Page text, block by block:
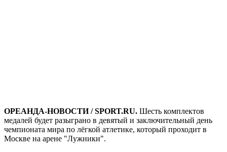
ОРЕАНДА-НОВОСТИ / SPORT.RU. Шесть комплектов
медалей будет разыграно в девятый и заключительный день
чемпионата мира по лёгкой атлетике, который проходит в
Москве на арене "Лужники".